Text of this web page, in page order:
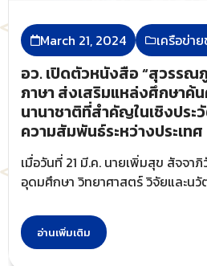
March 21, 2024 เครือข่าย
อว. เปิดตัวหนังสือ “สุวรรณ
ภาษา ส่งเสริมแหล่งศึกษาค้น
นานาชาติที่สำคัญในเชิงปร
ความสัมพันธ์ระหว่างประเทศ
เมื่อวันที่ 21 มี.ค. นายเพิ่มสุข สัจจา
อุดมศึกษา วิทยาศาสตร์ วิจัยและนวั
อ่านเพิ่มเติม